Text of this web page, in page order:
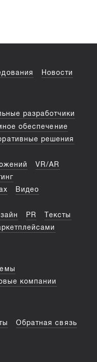
Новости
разработчики
обеспечение
решения
VR/AR
Видео
PR
Тексты
компании
Обратная связь